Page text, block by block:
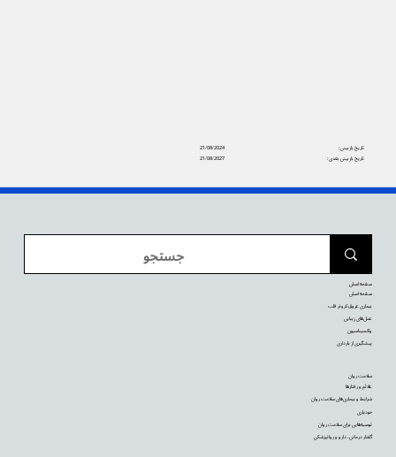
21/08/2024
تاریخ بازبینی:
21/08/2027
تاریخ بازبینی بعدی:
سلامت روان
علائم و رفتارها
شرایط و بیماری‌های سلامت روان
خودیاری
توصیه‌‌هایی برای سلامت روان
گفتار درمانی، دارو و روانپزشکی
صفحه اصلی
صفحه اصلی
بیماری عروق کرونر قلب
عمل‌های زیبایی
واکسیناسیون
پیشگیری از بارداری